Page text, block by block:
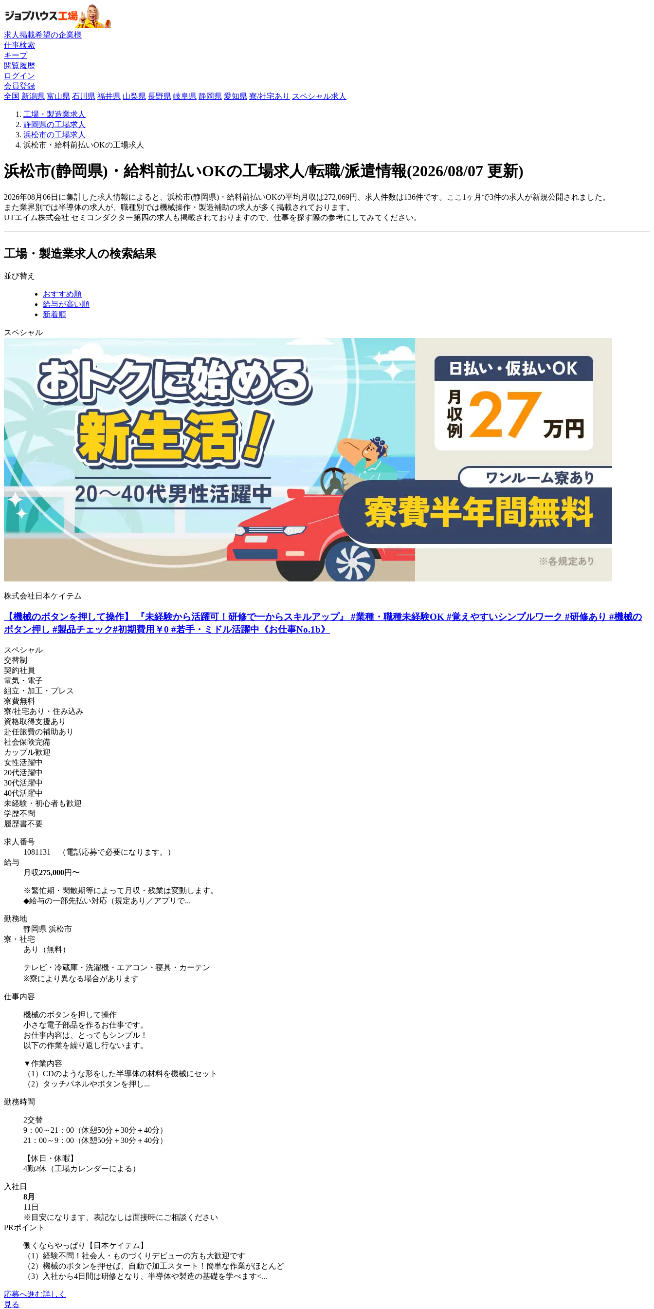
求人掲載希望の企業様
仕事検索
キープ
閲覧履歴
ログイン
会員登録
全国 新潟県 富山県 石川県 福井県 山梨県 長野県 岐阜県 静岡県 愛知県 寮/社宅あり スペシャル求人
工場・製造業求人
静岡県の工場求人
浜松市の工場求人
浜松市・給料前払いOKの工場求人
浜松市(静岡県)・給料前払いOKの工場求人/転職/派遣情報(2026/08/07 更新)
2026年08月06日に集計した求人情報によると、浜松市(静岡県)・給料前払いOKの平均月収は272,069円、求人件数は136件です。ここ1ヶ月で3件の求人が新規公開されました。
また業界別では半導体の求人が、職種別では機械操作・製造補助の求人が多く掲載されております。
UTエイム株式会社 セミコンダクター第四の求人も掲載されておりますので、仕事を探す際の参考にしてみてください。
工場・製造業求人の検索結果
並び替え
おすすめ順
給与が高い順
新着順
スペシャル
株式会社日本ケイテム
【機械のボタンを押して操作】 『未経験から活躍可！研修で一からスキルアップ』 #業種・職種未経験OK #覚えやすいシンプルワーク #研修あり #機械の
ボタン押し #製品チェック#初期費用￥0 #若手・ミドル活躍中《お仕事No.1b》
スペシャル
交替制
契約社員
電気・電子
組立・加工・プレス
寮費無料
寮/社宅あり・住み込み
資格取得支援あり
赴任旅費の補助あり
社会保険完備
カップル歓迎
女性活躍中
20代活躍中
30代活躍中
40代活躍中
未経験・初心者も歓迎
学歴不問
履歴書不要
求人番号
1081131 （電話応募で必要になります。）
給与
月収275,000円〜
※繁忙期・閑散期等によって月収・残業は変動します。
◆給与の一部先払い対応（規定あり／アプリで...
勤務地
静岡県 浜松市
寮・社宅
あり（無料）
テレビ・冷蔵庫・洗濯機・エアコン・寝具・カーテン
※寮により異なる場合があります
仕事内容
機械のボタンを押して操作
小さな電子部品を作るお仕事です。
お仕事内容は、とってもシンプル！
以下の作業を繰り返し行ないます。
▼作業内容
（1）CDのような形をした半導体の材料を機械にセット
（2）タッチパネルやボタンを押し...
勤務時間
2交替
9：00～21：00（休憩50分＋30分＋40分）
21：00～9：00（休憩50分＋30分＋40分）
【休日・休暇】
4勤2休（工場カレンダーによる）
入社日
8月
11日
※目安になります、表記なしは面接時にご相談ください
PRポイント
働くならやっぱり【日本ケイテム】
（1）経験不問！社会人・ものづくりデビューの方も大歓迎です
（2）機械のボタンを押せば、自動で加工スタート！簡単な作業がほとんど
（3）入社から4日間は研修となり、半導体や製造の基礎を学べます<...
応募へ進む詳しく
見る